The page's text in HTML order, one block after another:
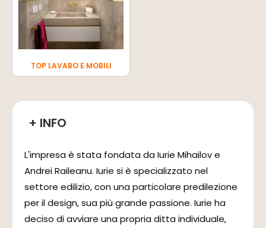
TOP LAVABO E MOBILI
+ INFO
L'impresa è stata fondata da Iurie Mihailov e
Andrei Raileanu. Iurie si è specializzato nel
settore edilizio, con una particolare predilezione
per il design, sua più grande passione. Iurie ha
deciso di avviare una propria ditta individuale,